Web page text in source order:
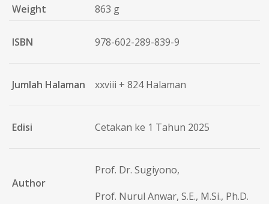
Weight 863 g
ISBN 978-602-289-839-9
Jumlah Halaman xxviii + 824 Halaman
Edisi Cetakan ke 1 Tahun 2025
Author
Prof. Dr. Sugiyono,
Prof. Nurul Anwar, S.E., M.Si., Ph.D.